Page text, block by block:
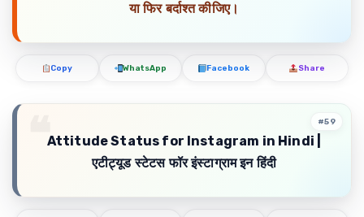
या फिर बर्दाश्त कीजिए।
Copy WhatsApp Facebook Share
Attitude Status for Instagram in Hindi |
एटीट्यूड स्टेटस फॉर इंस्टाग्राम इन हिंदी
#59